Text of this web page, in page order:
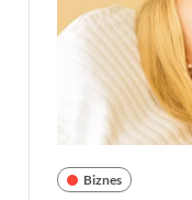
Biznes